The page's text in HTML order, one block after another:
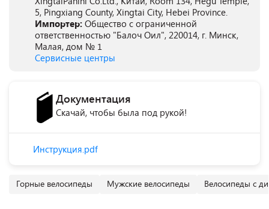
5, Pingxiang County, Xingtai City, Hebei Province.
Импортер: Общество с ограниченной
ответственностью "Балоч Оил", 220014, г. Минск,
Малая, дом № 1
Сервисные центры
Документация
Скачай, чтобы была под рукой!
Инструкция.pdf
Горные велосипеды Мужские велосипеды Велосипеды с